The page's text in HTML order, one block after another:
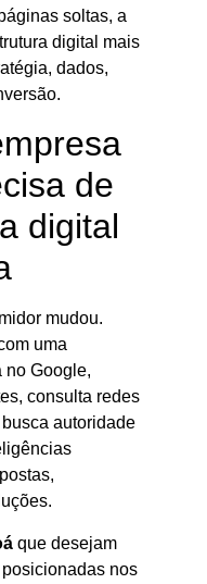
soltas, a
digital mais
dados,
de
digital
mudou.
uma
no Google,
consulta redes
autoridade
que desejam
nos